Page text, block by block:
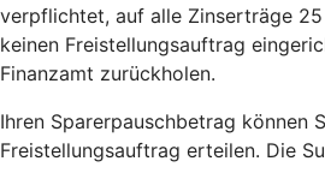
verpflichtet, auf alle Zinserträge
keinen Freistellungsauftrag
Finanzamt zurückholen.
Ihren Sparerpauschbetrag können
Freistellungsauftrag erteilen. Die